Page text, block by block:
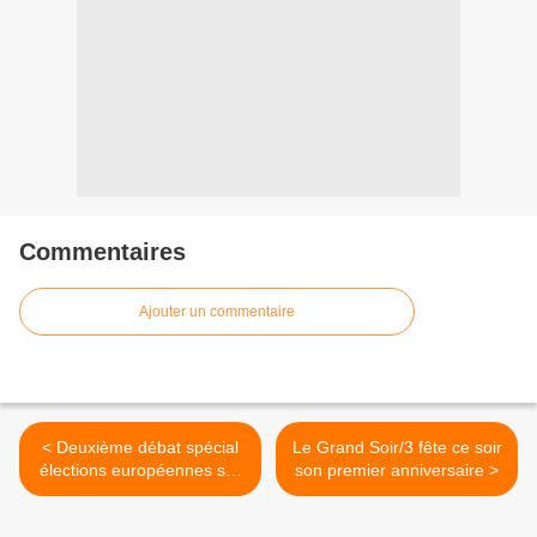
Commentaires
Ajouter un commentaire
< Deuxième débat spécial
élections européennes sur
Europe 1 et LCI
Le Grand Soir/3 fête ce soir
son premier anniversaire >